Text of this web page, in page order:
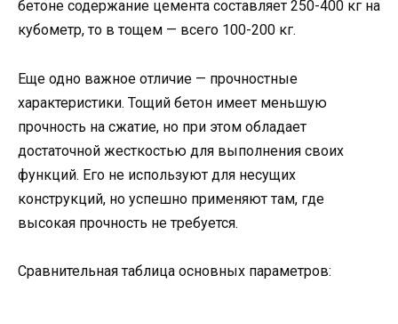
бетоне содержание цемента составляет 250-400 кг на
кубометр, то в тощем — всего 100-200 кг.
Еще одно важное отличие — прочностные
характеристики. Тощий бетон имеет меньшую
прочность на сжатие, но при этом обладает
достаточной жесткостью для выполнения своих
функций. Его не используют для несущих
конструкций, но успешно применяют там, где
высокая прочность не требуется.
Сравнительная таблица основных параметров: